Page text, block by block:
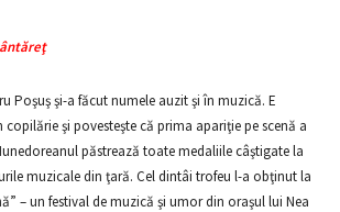
Poşuş şi-a făcut numele auzit şi în muzică. E
şi povesteşte că prima apariţie pe scenă a
păstrează toate medaliile câştigate la
muzicale din ţară. Cel dintâi trofeu l-a obţinut la
– un festival de muzică şi umor din oraşul lui Nea